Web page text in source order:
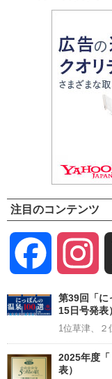
注目のコンテンツ
Facebook
第39回「に
15日号発表）
1位草津、２
2025年度
表）